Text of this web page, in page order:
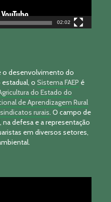
02:02
o desenvolvimento do
o Sistema FAEP é
do Estado do
de Aprendizagem Rural
sindicatos rurais . O campo de
na defesa e a representação
em diversos setores,